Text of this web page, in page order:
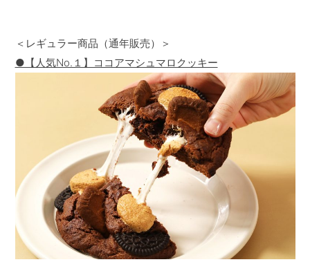
＜レギュラー商品（通年販売）＞
●【人気No.１】ココアマシュマロクッキー